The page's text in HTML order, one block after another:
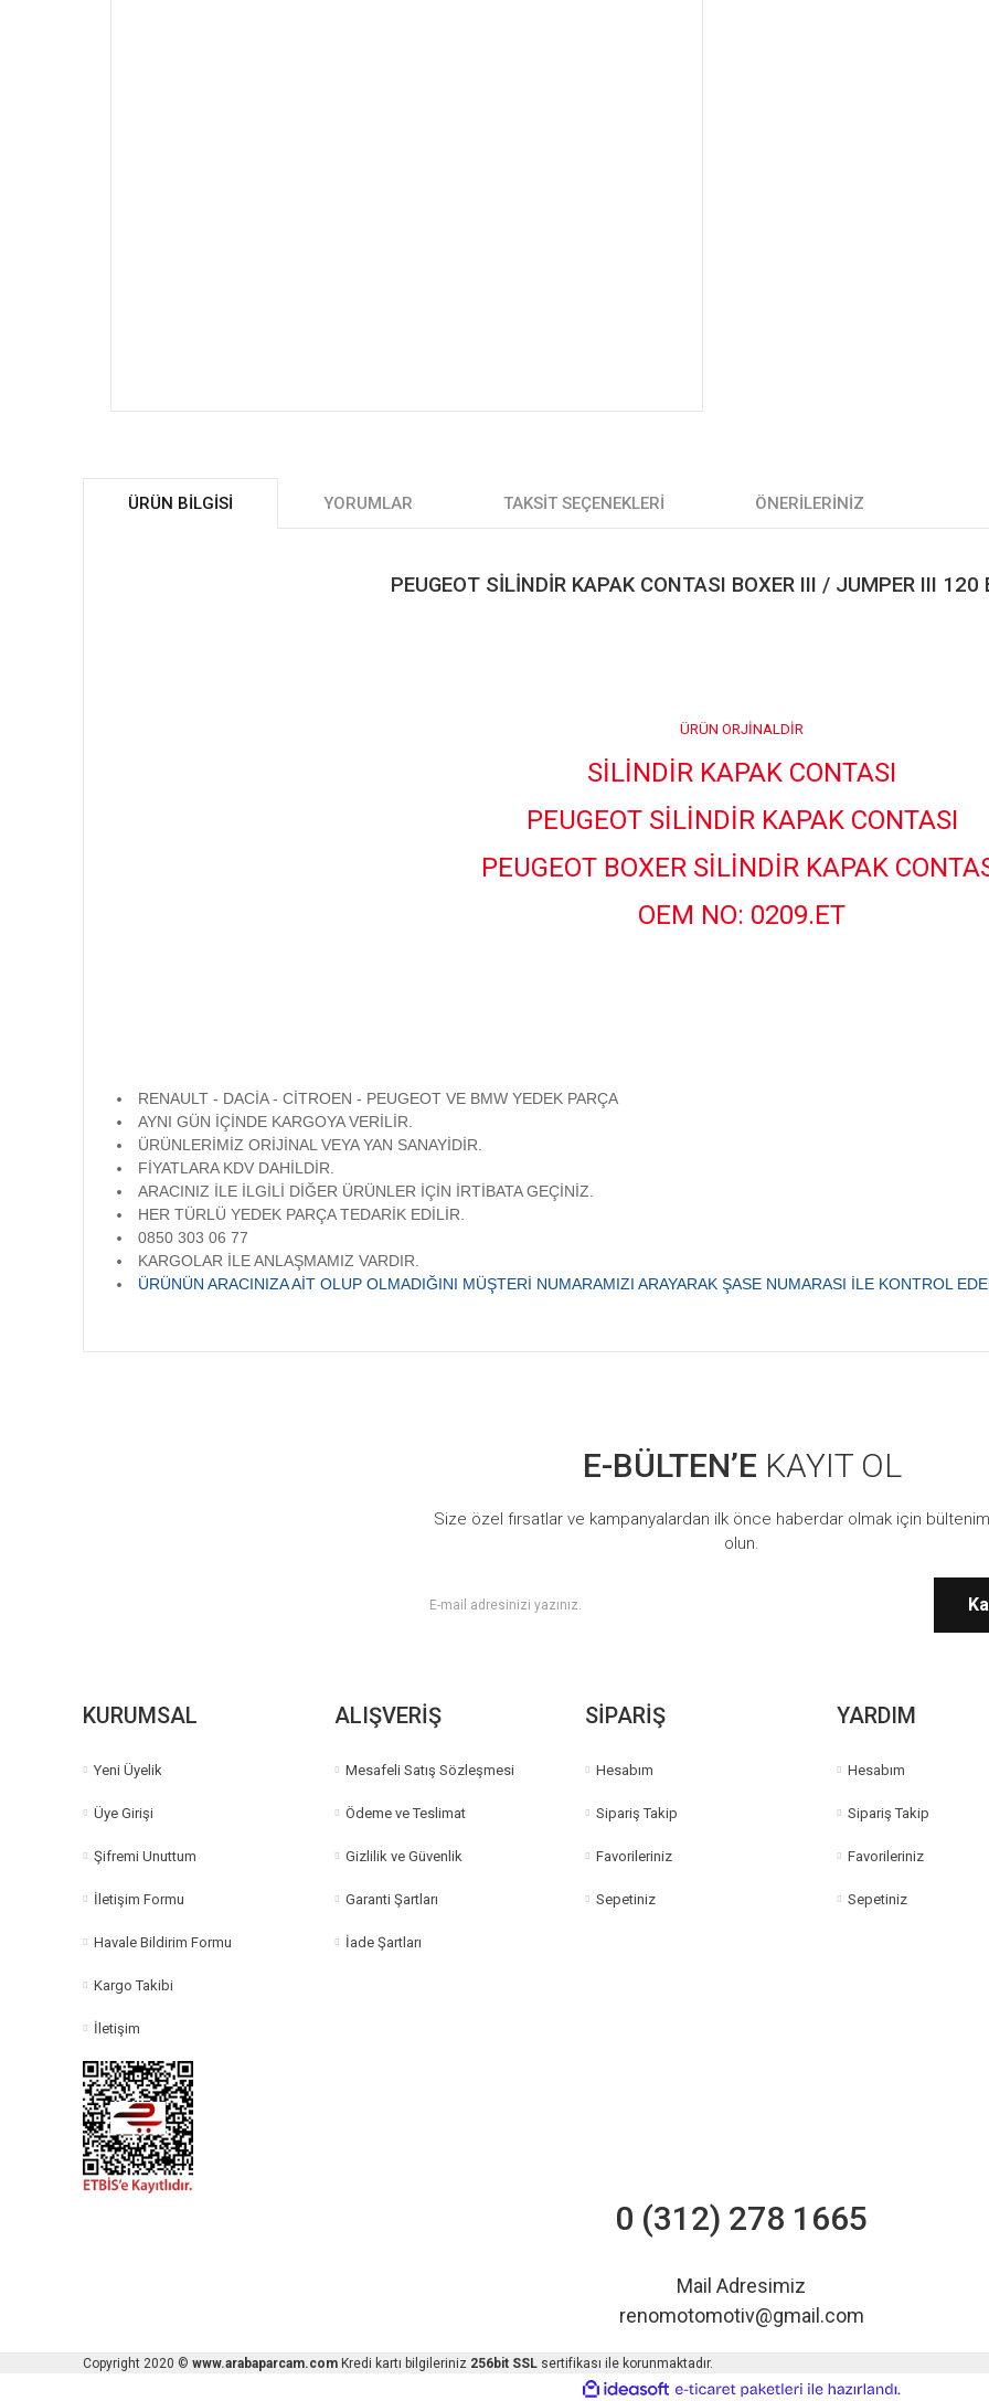
ÜRÜN BILGISI YORUMLAR TAKSIT SEÇENEKLERI ÖNERILERINIZ
PEUGEOT SİLİNDİR KAPAK CONTASI BOXER III / JUMPER III 120
ÜRÜN ORJİNALDİR
SİLİNDİR KAPAK CONTASI
PEUGEOT SİLİNDİR KAPAK CONTASI
PEUGEOT BOXER SİLİNDİR KAPAK
OEM NO: 0209.ET
RENAULT - DACİA - CİTROEN - PEUGEOT VE BMW YEDEK PARÇA
AYNI GÜN İÇİNDE KARGOYA VERİLİR.
ÜRÜNLERİMİZ ORİJİNAL VEYA YAN SANAYİDİR.
FİYATLARA KDV DAHİLDİR.
ARACINIZ İLE İLGİLİ DİĞER ÜRÜNLER İÇİN İRTİBATA GEÇİNİZ.
HER TÜRLÜ YEDEK PARÇA TEDARİK EDİLİR.
0850 303 06 77
KARGOLAR İLE ANLAŞMAMIZ VARDIR.
ÜRÜNÜN ARACINIZA AİT OLUP OLMADIĞINI MÜŞTERİ NUMARAMIZI ARAYARAK ŞASE NUMARASI İLE KONTROL
Yorum Yaz
Bu ürünün fiyat bilgisi, resim, ürün açıklamalarında ve diğer konularda yetersiz gördüğünüz noktaları öneri formunu kullanarak tarafımıza
E-BÜLTEN’E KAYIT OL
Size özel fırsatlar ve kampanyalardan ilk önce haberdar olmak için
olun.
KURUMSAL
Yeni Üyelik
Üye Girişi
Şifremi Unuttum
İletişim Formu
Havale Bildirim Formu
Kargo Takibi
İletişim
ALIŞVERİŞ
Mesafeli Satış Sözleşmesi
Ödeme ve Teslimat
Gizlilik ve Güvenlik
Garanti Şartları
İade Şartları
SİPARİŞ
Hesabım
Sipariş Takip
Favorileriniz
Sepetiniz
YARDIM
Hesabım
Sipariş Takip
Favorileriniz
Sepetiniz
0 (312) 278 1665
Mail Adresimiz
renomotomotiv@gmail.com
Copyright 2020 © www.arabaparcam.com Kredi kartı bilgileriniz 256bit SSL sertifikası ile korunmaktadır.
ideasoft
e-